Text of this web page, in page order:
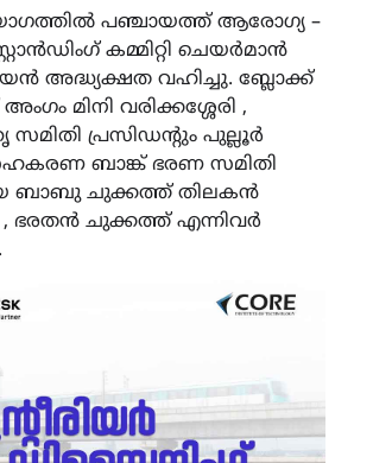
പഞ്ചായത്ത് ആരോഗ്യ –
കമ്മിറ്റി ചെയർമാൻ
അദ്ധ്യക്ഷത വഹിച്ചു. ബ്ലോക്ക്
മിനി വരിക്കശ്ശേരി ,
പ്രസിഡന്റും പുല്ലൂർ
ബാങ്ക് ഭരണ സമിതി
ബാബു ചുക്കത്ത് തിലകൻ
, ഭരതൻ ചുക്കത്ത് എന്നിവർ